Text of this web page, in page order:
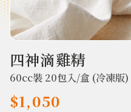
四神滴雞精
60cc裝 20包入/盒 (冷凍版)
$1,050